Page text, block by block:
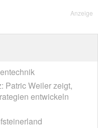
Anzeige
Patric Weiler zeigt,
entwickeln